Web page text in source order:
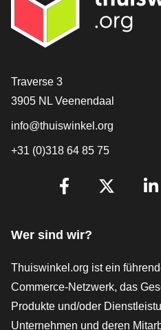
[_General:Contact]
Traverse 3
3905 NL Veenendaal
info@thuiswinkel.org
+31 (0)318 64 85 75
Wer sind wir?
Thuiswinkel.org ist ein
Commerce-Netzwerk, das
Produkte und/oder
Unternehmen und deren